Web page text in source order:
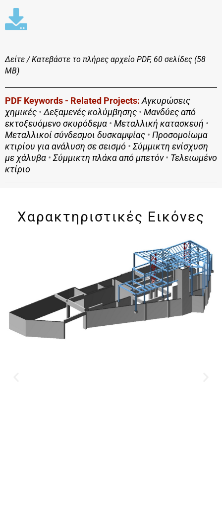
Δείτε / Κατεβάστε το πλήρες αρχείο PDF, 60 σελίδες (58
MΒ)
PDF Keywords - Related Projects: Αγκυρώσεις
χημικές • Δεξαμενές κολύμβησης • Μανδύες από
εκτοξευόμενο σκυρόδεμα • Μεταλλική κατασκευή •
Μεταλλικοί σύνδεσμοι δυσκαμψίας • Προσομοίωμα
κτιρίου για ανάλυση σε σεισμό • Σύμμικτη ενίσχυση
με χάλυβα • Σύμμικτη πλάκα από μπετόν• Τελειωμένο
κτίριο
Χαρακτηριστικές Εικόνες